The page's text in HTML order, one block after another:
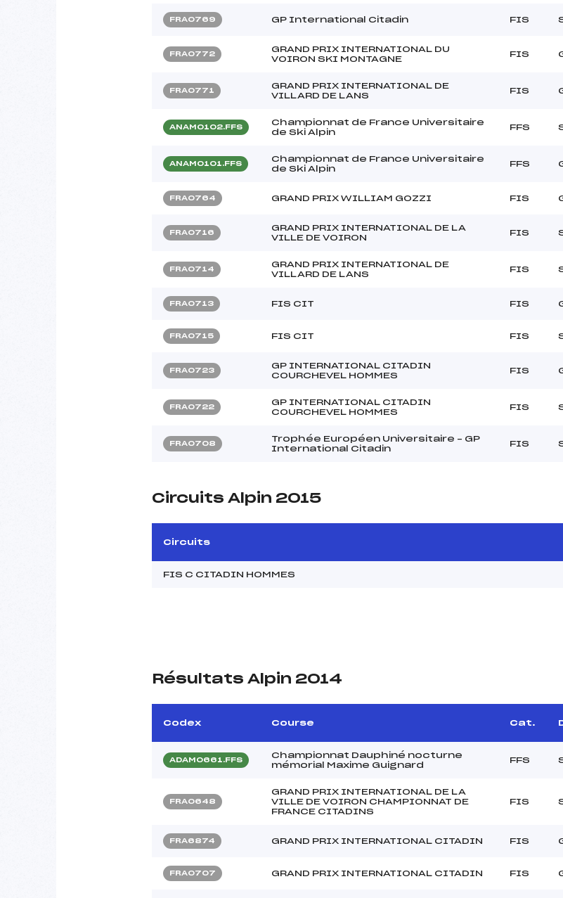
FRA0769 GP International Citadin FIS
FRA0772
GRAND PRIX INTERNATIONAL DU
VOIRON SKI MONTAGNE
FIS
FRA0771
GRAND PRIX INTERNATIONAL DE
VILLARD DE LANS
FIS
ANAM0102.FFS
Championnat de France Universitaire
de Ski Alpin
FFS
ANAM0101.FFS
Championnat de France Universitaire
de Ski Alpin
FFS
FRA0764 GRAND PRIX WILLIAM GOZZI FIS
FRA0716
GRAND PRIX INTERNATIONAL DE LA
VILLE DE VOIRON
FIS
FRA0714
GRAND PRIX INTERNATIONAL DE
VILLARD DE LANS
FIS
FRA0713 FIS CIT FIS
FRA0715 FIS CIT FIS
FRA0723
GP INTERNATIONAL CITADIN
COURCHEVEL HOMMES
FIS
FRA0722
GP INTERNATIONAL CITADIN
COURCHEVEL HOMMES
FIS
FRA0708
Trophée Européen Universitaire – GP
International Citadin
FIS
Circuits Alpin 2015
Circuits
FIS C CITADIN HOMMES
Résultats Alpin 2014
Codex Course Cat.
ADAM0661.FFS
Championnat Dauphiné nocturne
mémorial Maxime Guignard
FFS
FRA0648
GRAND PRIX INTERNATIONAL DE LA
VILLE DE VOIRON CHAMPIONNAT DE
FRANCE CITADINS
FIS
FRA6874 GRAND PRIX INTERNATIONAL CITADIN FIS
FRA0707 GRAND PRIX INTERNATIONAL CITADIN FIS